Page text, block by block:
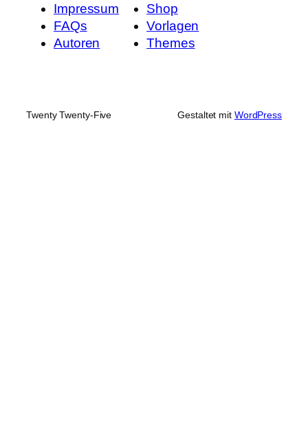
Impressum
FAQs
Autoren
Shop
Vorlagen
Themes
Twenty Twenty-Five Gestaltet mit WordPress